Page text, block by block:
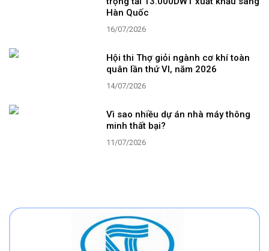
Hàn Quốc
16/07/2026
Hội thi Thợ giỏi ngành cơ khí toàn
quân lần thứ VI, năm 2026
14/07/2026
Vì sao nhiều dự án nhà máy thông
minh thất bại?
11/07/2026